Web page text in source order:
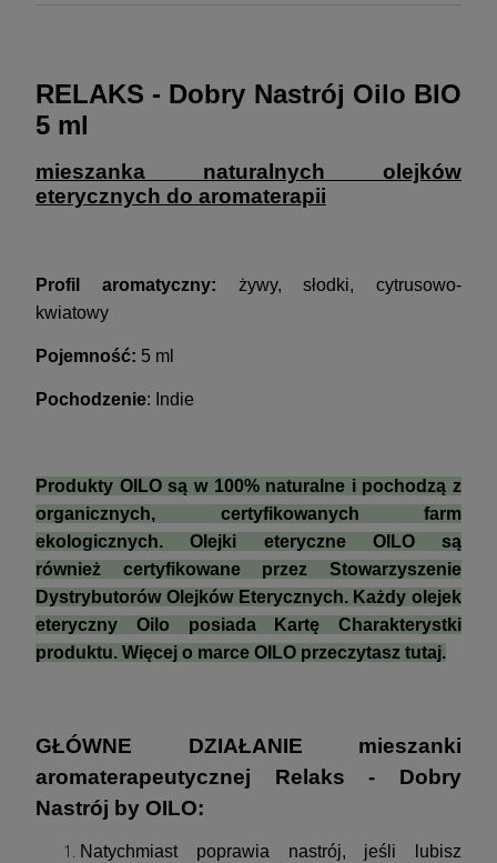
RELAKS - Dobry Nastrój Oilo BIO
5 ml
mieszanka naturalnych olejków
eterycznych do aromaterapii
Profil aromatyczny: żywy, słodki, cytrusowo-
kwiatowy
Pojemność: 5 ml
Pochodzenie: Indie
Produkty OILO są w 100% naturalne i pochodzą z
organicznych, certyfikowanych farm
ekologicznych. Olejki eteryczne OILO są
również certyfikowane przez Stowarzyszenie
Dystrybutorów Olejków Eterycznych. Każdy olejek
eteryczny Oilo posiada Kartę Charakterystki
produktu. Więcej o marce OILO przeczytasz tutaj.
GŁÓWNE DZIAŁANIE mieszanki
aromaterapeutycznej Relaks - Dobry
Nastrój by OILO:
Natychmiast poprawia nastrój, jeśli lubisz